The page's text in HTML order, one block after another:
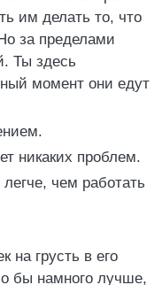
им делать то, что
за пределами
Ты здесь
момент они едут
никаких проблем.
чем работать
на грусть в его
бы намного лучше,